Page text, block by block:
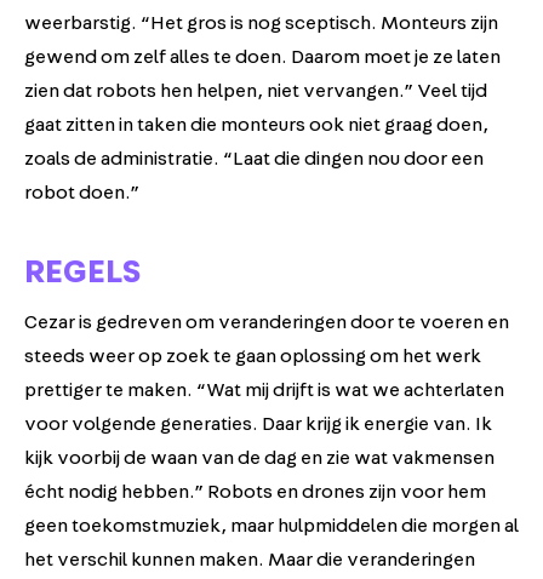
weerbarstig. “Het gros is nog sceptisch. Monteurs zijn
gewend om zelf alles te doen. Daarom moet je ze laten
zien dat robots hen helpen, niet vervangen.” Veel tijd
gaat zitten in taken die monteurs ook niet graag doen,
zoals de administratie. “Laat die dingen nou door een
robot doen.”
REGELS
Cezar is gedreven om veranderingen door te voeren en
steeds weer op zoek te gaan oplossing om het werk
prettiger te maken. “Wat mij drijft is wat we achterlaten
voor volgende generaties. Daar krijg ik energie van. Ik
kijk voorbij de waan van de dag en zie wat vakmensen
écht nodig hebben.” Robots en drones zijn voor hem
geen toekomstmuziek, maar hulpmiddelen die morgen al
het verschil kunnen maken. Maar die veranderingen